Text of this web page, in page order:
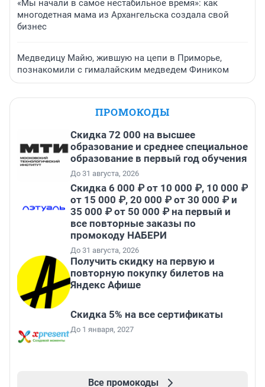
«Мы начали в самое нестабильное время»: как
многодетная мама из Архангельска создала свой
бизнес
Медведицу Майю, жившую на цепи в Приморье,
познакомили с гималайским медведем Фиником
ПРОМОКОДЫ
Скидка 72 000 на высшее
образование и среднее специальное
образование в первый год обучения
До 31 августа, 2026
Скидка 6 000 ₽ от 10 000 ₽, 10 000 ₽
от 15 000 ₽, 20 000 ₽ от 30 000 ₽ и
35 000 ₽ от 50 000 ₽ на первый и
все повторные заказы по
промокоду НАБЕРИ
До 31 августа, 2026
Получить скидку на первую и
повторную покупку билетов на
Яндекс Афише
Скидка 5% на все сертификаты
До 1 января, 2027
Все промокоды